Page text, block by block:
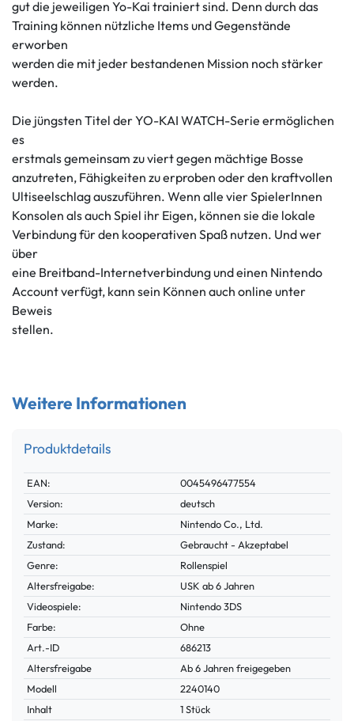
gut die jeweiligen Yo-Kai trainiert sind. Denn durch das
Training können nützliche Items und Gegenstände
erworben
werden die mit jeder bestandenen Mission noch stärker
werden.
Die jüngsten Titel der YO-KAI WATCH-Serie ermöglichen
es
erstmals gemeinsam zu viert gegen mächtige Bosse
anzutreten, Fähigkeiten zu erproben oder den kraftvollen
Ultiseelschlag auszuführen. Wenn alle vier SpielerInnen
Konsolen als auch Spiel ihr Eigen, können sie die lokale
Verbindung für den kooperativen Spaß nutzen. Und wer
über
eine Breitband-Internetverbindung und einen Nintendo
Account verfügt, kann sein Können auch online unter
Beweis
stellen.
Weitere Informationen
Produktdetails
Technisches
Merkmal
Wert
EAN:
0045496477554
Version:
deutsch
Marke:
Nintendo Co., Ltd.
Zustand:
Gebraucht - Akzeptabel
Genre:
Rollenspiel
Altersfreigabe:
USK ab 6 Jahren
Videospiele:
Nintendo 3DS
Farbe:
Ohne
Technisches
Merkmal
Wert
Art.-ID
686213
Altersfreigabe
Ab 6 Jahren freigegeben
Modell
2240140
Inhalt
1 Stück